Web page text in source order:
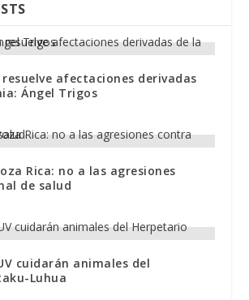
afectaciones derivadas
Ángel Trigos
Rica: no a las agresiones
de salud
cuidarán animales del
Luhua